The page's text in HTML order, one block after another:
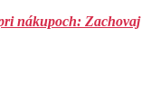
nákupoch: Zachovaj